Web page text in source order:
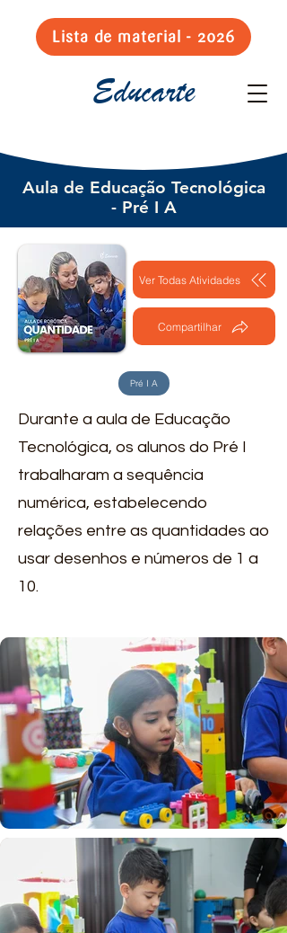
Lista de material - 2026
Educarte
Aula de Educação Tecnológica
- Pré I A
Ver Todas Atividades
Compartilhar
Pré I A
Durante a aula de Educação
Tecnológica, os alunos do Pré I
trabalharam a sequência
numérica, estabelecendo
relações entre as quantidades ao
usar desenhos e números de 1 a
10.